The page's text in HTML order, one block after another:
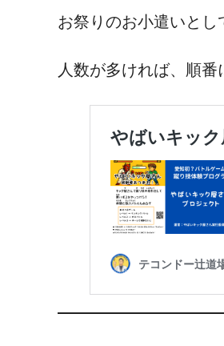
お祭りのお小遣いとし
人数が多ければ、順番